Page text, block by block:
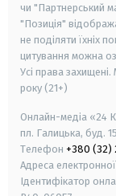
чи "Партнерський
"Позиція"
не поділяти їхніх
цитування можна
Усі права захищені.
року (21+)
Онлайн-медіа «24
пл. Галицька, буд.
Телефон +380 (32)
Адреса
Ідентифікатор